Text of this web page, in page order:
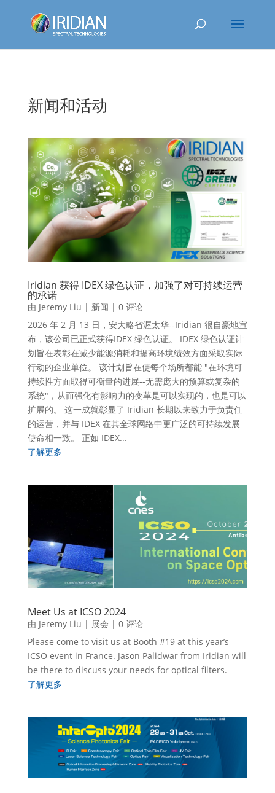
新闻和活动
Iridian 获得 IDEX 绿色认证，加强了对可持续运营
的承诺
由 Jeremy Liu | 新闻 | 0 评论
2026 年 2 月 13 日，安大略省渥太华--Iridian 很自豪地宣
布，该公司已正式获得IDEX 绿色认证。 IDEX 绿色认证计
划旨在表彰在减少能源消耗和提高环境绩效方面采取实际
行动的企业单位。 该计划旨在使每个场所都能 "在环境可
持续性方面取得可衡量的进展--无需庞大的预算或复杂的
系统"，从而强化有影响力的变革是可以实现的，也是可以
扩展的。 这一成就彰显了 Iridian 长期以来致力于负责任
的运营，并与 IDEX 在其全球网络中更广泛的可持续发展
使命相一致。 正如 IDEX...
了解更多
Meet Us at ICSO 2024
由 Jeremy Liu | 展会 | 0 评论
Please come to visit us at Booth #19 at this year’s
ICSO event in France. Jason Palidwar from Iridian will
be there to discuss your needs for optical filters.
了解更多